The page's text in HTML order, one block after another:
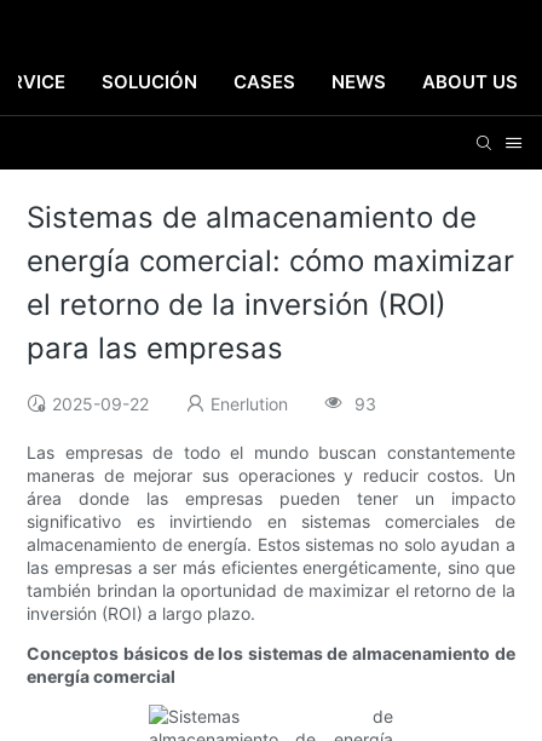
SOLUCIÓN CASES NEWS ABOUT US
Sistemas de almacenamiento de
energía comercial: cómo maximizar
el retorno de la inversión (ROI)
para las empresas
2025-09-22 Enerlution 93
Las empresas de todo el mundo buscan constantemente
maneras de mejorar sus operaciones y reducir costos. Un
área donde las empresas pueden tener un impacto
significativo es invirtiendo en sistemas comerciales de
almacenamiento de energía. Estos sistemas no solo ayudan a
las empresas a ser más eficientes energéticamente, sino que
también brindan la oportunidad de maximizar el retorno de la
inversión (ROI) a largo plazo.
Conceptos básicos de los sistemas de almacenamiento de
energía comercial